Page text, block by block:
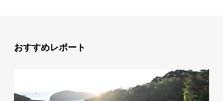
おすすめレポート